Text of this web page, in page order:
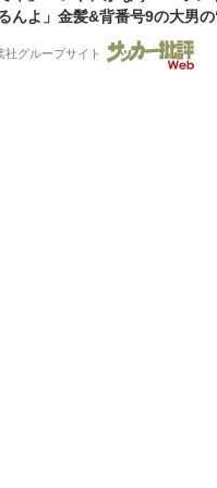
んよ」金髪&背番号9の大男の
イキング・ロー”映像が話題!「
った」
社グループサイト